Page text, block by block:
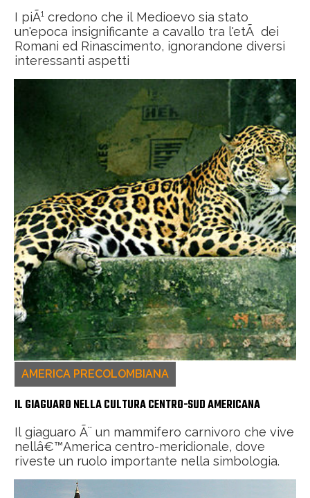
I piÃ¹ credono che il Medioevo sia stato
un'epoca insignificante a cavallo tra l'etÃ dei
Romani ed Rinascimento, ignorandone diversi
interessanti aspetti
AMERICA PRECOLOMBIANA
IL GIAGUARO NELLA CULTURA CENTRO-SUD AMERICANA
Il giaguaro Ã¨ un mammifero carnivoro che vive
nellâ€™America centro-meridionale, dove
riveste un ruolo importante nella simbologia.